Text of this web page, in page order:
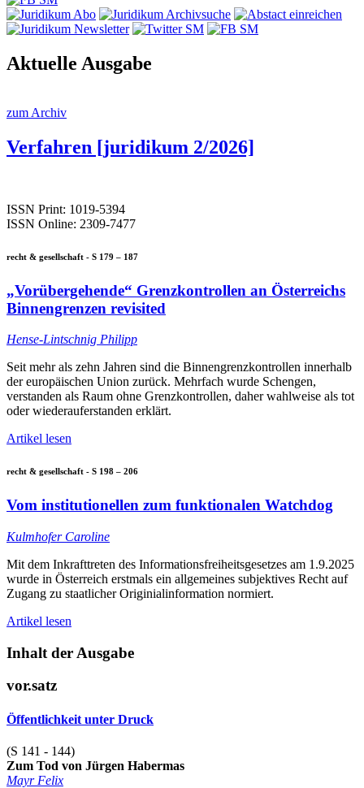
Aktuelle Ausgabe
zum Archiv
Verfahren [juridikum 2/2026]
ISSN Print: 1019-5394
ISSN Online: 2309-7477
recht & gesellschaft - S 179 – 187
„Vorübergehende“ Grenzkontrollen an Österreichs
Binnengrenzen revisited
Hense-Lintschnig Philipp
Seit mehr als zehn Jahren sind die Binnengrenzkontrollen innerhalb
der europäischen Union zurück. Mehrfach wurde Schengen,
verstanden als Raum ohne Grenzkontrollen, daher wahlweise als tot
oder wiederauferstanden erklärt.
Artikel lesen
recht & gesellschaft - S 198 – 206
Vom institutionellen zum funktionalen Watchdog
Kulmhofer Caroline
Mit dem Inkrafttreten des Informationsfreiheitsgesetzes am 1.9.2025
wurde in Österreich erstmals ein allgemeines subjektives Recht auf
Zugang zu staatlicher Originialinformation normiert.
Artikel lesen
Inhalt der Ausgabe
vor.satz
Öffentlichkeit unter Druck
(S 141 - 144)
Zum Tod von Jürgen Habermas
Mayr Felix